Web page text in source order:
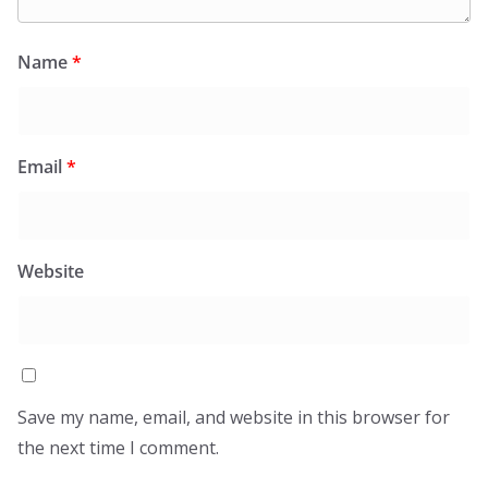
Name*
Email*
Website
Save my name, email, and website in this browser for
the next time I comment.